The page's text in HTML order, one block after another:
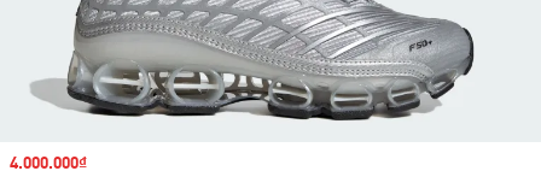
Sale price
4.000.000₫